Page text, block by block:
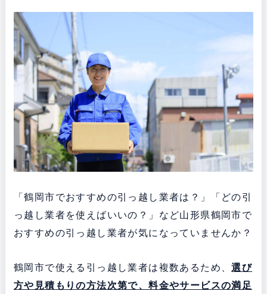
「鶴岡市でおすすめの引っ越し業者は？」「どの引
っ越し業者を使えばいいの？」など山形県鶴岡市で
おすすめの引っ越し業者が気になっていませんか？
鶴岡市で使える引っ越し業者は複数あるため、選び
方や見積もりの方法次第で、料金やサービスの満足